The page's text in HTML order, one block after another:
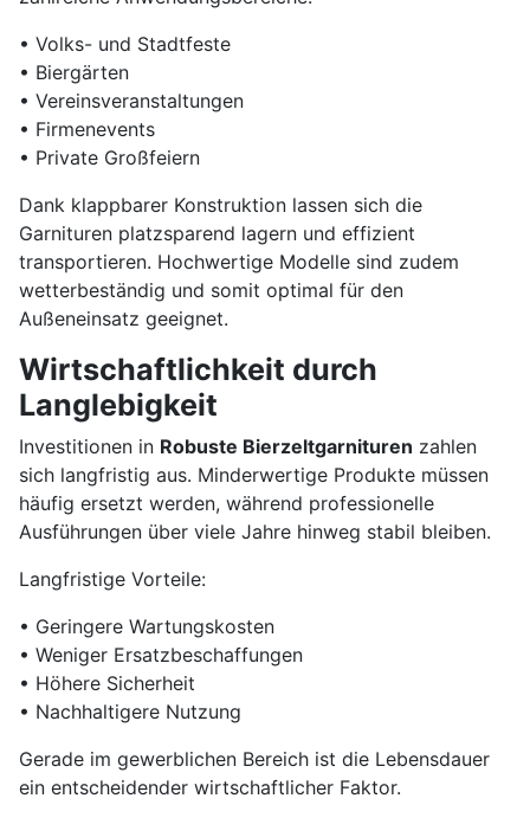
• Volks- und Stadtfeste
• Biergärten
• Vereinsveranstaltungen
• Firmenevents
• Private Großfeiern
Dank klappbarer Konstruktion lassen sich die
Garnituren platzsparend lagern und effizient
transportieren. Hochwertige Modelle sind zudem
wetterbeständig und somit optimal für den
Außeneinsatz geeignet.
Wirtschaftlichkeit durch
Langlebigkeit
Investitionen in Robuste Bierzeltgarnituren zahlen
sich langfristig aus. Minderwertige Produkte müssen
häufig ersetzt werden, während professionelle
Ausführungen über viele Jahre hinweg stabil bleiben.
Langfristige Vorteile:
• Geringere Wartungskosten
• Weniger Ersatzbeschaffungen
• Höhere Sicherheit
• Nachhaltigere Nutzung
Gerade im gewerblichen Bereich ist die Lebensdauer
ein entscheidender wirtschaftlicher Faktor.